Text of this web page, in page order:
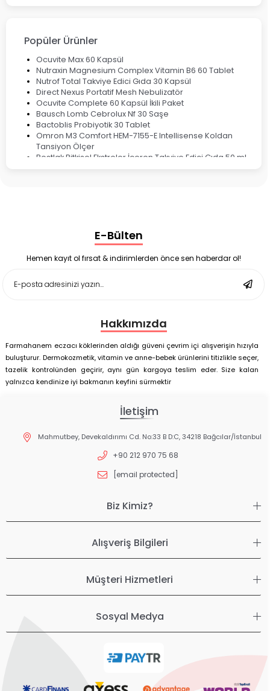
Popüler Ürünler
Ocuvite Max 60 Kapsül
Nutraxin Magnesium Complex Vitamin B6 60 Tablet
Nutrof Total Takviye Edici Gıda 30 Kapsül
Direct Nexus Portatif Mesh Nebulizatör
Ocuvite Complete 60 Kapsül İkili Paket
Bausch Lomb Cebrolux Nf 30 Saşe
Bactoblis Probiyotik 30 Tablet
Omron M3 Comfort HEM-7155-E Intellisense Koldan
Tansiyon Ölçer
Bestlak Bitkisel Ekstreler İçeren Takviye Edici Gıda 50 ml
Enterogermina Family 5 ml 20 Flakon
Deep Flex Stres Azaltıcı ve Enerji Dengeleyici Topraklama
Matı Set 40x60 cm
Deep Flex Stres Azaltıcı ve Enerji Dengeleyici Topraklama
E-Bülten
Hemen kayıt ol fırsat & indirimlerden önce sen haberdar ol!
Hakkımızda
Farmahanem eczacı köklerinden aldığı güveni çevrim içi alışverişin hızıyla
buluşturur. Dermokozmetik, vitamin ve anne-bebek ürünlerini titizlikle seçer,
tazelik kontrolünden geçirir, aynı gün kargoya teslim eder. Size kalan
yalnızca kendinize iyi bakmanın keyfini sürmektir
İletişim
Mahmutbey, Devekaldırımı Cd. No:33 B D:C, 34218 Bağcılar/İstanbul
+90 212 970 75 68
[email protected]
Biz Kimiz?
Alışveriş Bilgileri
Müşteri Hizmetleri
Sosyal Medya